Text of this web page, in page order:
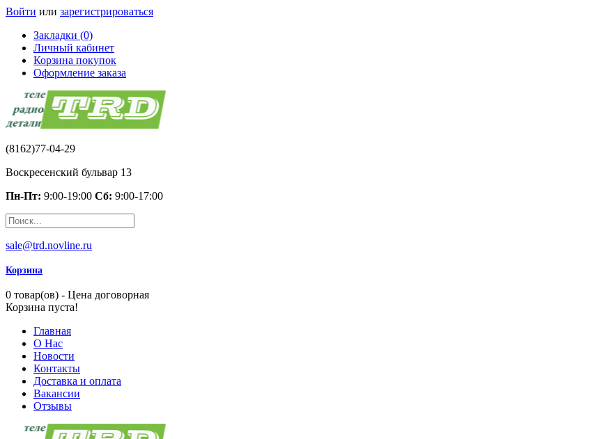
Войти или зарегистрироваться
Закладки (0)
Личный кабинет
Корзина покупок
Оформление заказа
(8162)77-04-29
Воскресенский бульвар 13
Пн-Пт: 9:00-19:00 Сб: 9:00-17:00
sale@trd.novline.ru
Корзина
0 товар(ов) - Цена договорная
Корзина пуста!
Главная
О Нас
Новости
Контакты
Доставка и оплата
Вакансии
Отзывы